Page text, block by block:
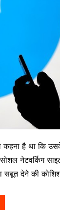
है था कि
नेटवर्किग
सबूत देने की